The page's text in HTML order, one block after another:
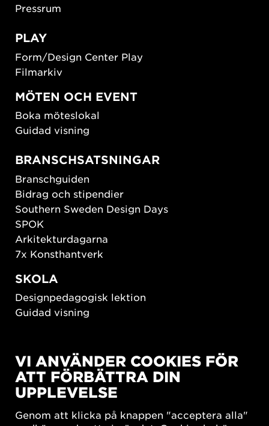
Pressrum
PLAY
Form/Design Center Play
Filmarkiv
MÖTEN OCH EVENT
Boka möteslokal
Guidad visning
BRANSCHSATSNINGAR
Branschguiden
Bidrag och stipendier
Southern Sweden Design Days
SPOK
Arkitekturdagarna
7x Konsthantverk
SKOLA
Designpedagogisk lektion
Guidad visning
New European Bauhaus
SUSTAINORDIC
Share Future Living
What Matter_s
VI ANVÄNDER COOKIES FÖR
ATT FÖRBÄTTRA DIN
UPPLEVELSE
Genom att klicka på knappen "acceptera alla"